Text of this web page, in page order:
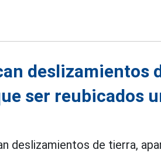
deslizamientos
ser reubicados
deslizamientos de tierra,